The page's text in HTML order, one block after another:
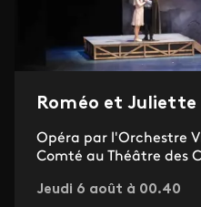
Roméo et
Opéra par l'Orchestre
Comté au Théâtre des
Jeudi 6 août à 00.40